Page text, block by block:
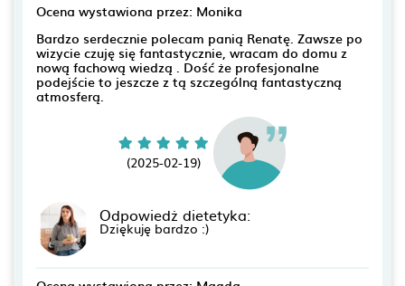
Ocena wystawiona przez: Monika
Bardzo serdecznie polecam panią Renatę. Zawsze po
wizycie czuję się fantastycznie, wracam do domu z
nową fachową wiedzą . Dość że profesjonalne
podejście to jeszcze z tą szczególną fantastyczną
atmosferą.
(2025-02-19)
Odpowiedż dietetyka:
Dziękuję bardzo :)